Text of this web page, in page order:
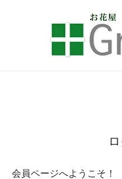
会員ページへようこそ！